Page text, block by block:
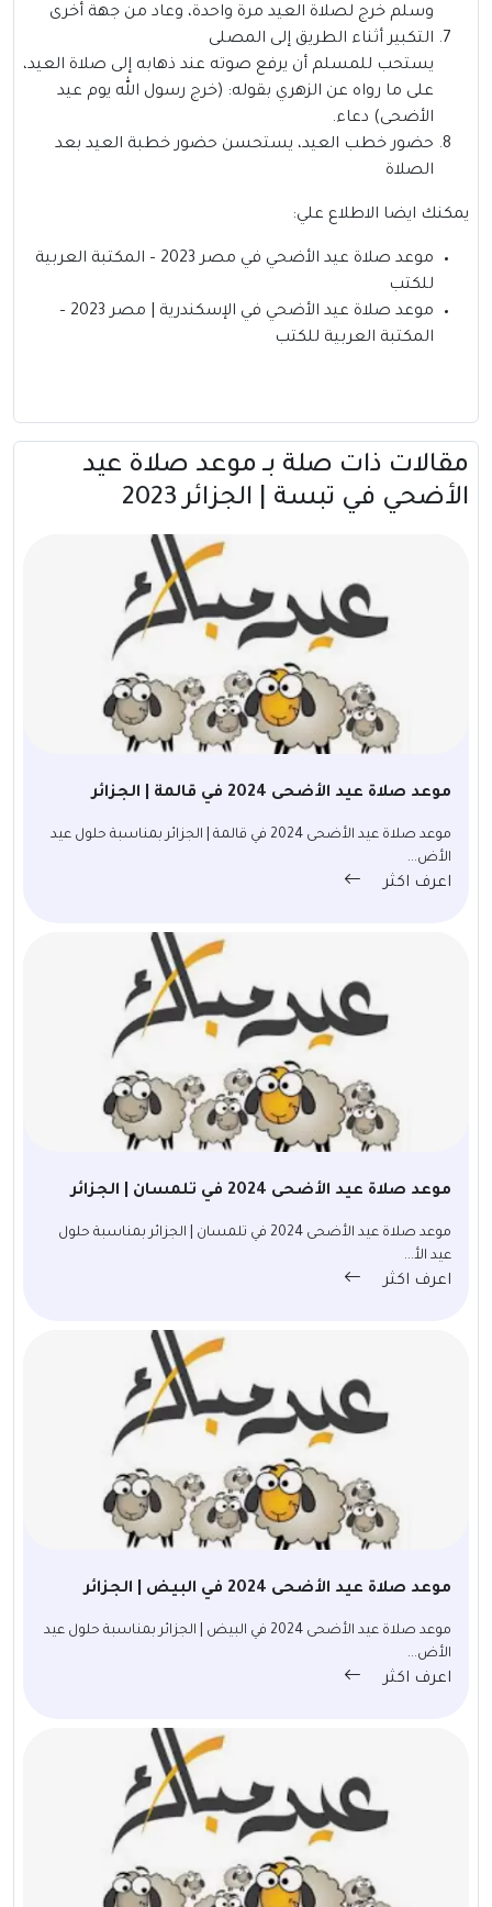
وسلم خرج لصلاة العيد مرة واحدة، وعاد من جهة أخرى
التكبير أثناء الطريق إلى المصلى
يستحب للمسلم أن يرفع صوته عند ذهابه إلى صلاة العيد،
على ما رواه عن الزهري بقوله: (خرج رسول الله يوم عيد
الأضحى) دعاء.
حضور خطب العيد، يستحسن حضور خطبة العيد بعد
الصلاة
يمكنك ايضا الاطلاع علي:
موعد صلاة عيد الأضحي في مصر 2023 – المكتبة العربية
للكتب
موعد صلاة عيد الأضحي في الإسكندرية | مصر 2023 –
المكتبة العربية للكتب
مقالات ذات صلة بــ موعد صلاة عيد
الأضحي في تبسة | الجزائر 2023
موعد صلاة عيد الأضحى 2024 في قالمة | الجزائر
موعد صلاة عيد الأضحى 2024 في قالمة | الجزائر بمناسبة حلول عيد
الأض...
اعرف اكثر
موعد صلاة عيد الأضحى 2024 في تلمسان | الجزائر
موعد صلاة عيد الأضحى 2024 في تلمسان | الجزائر بمناسبة حلول
عيد الأ...
اعرف اكثر
موعد صلاة عيد الأضحى 2024 في البيض | الجزائر
موعد صلاة عيد الأضحى 2024 في البيض | الجزائر بمناسبة حلول عيد
الأض...
اعرف اكثر